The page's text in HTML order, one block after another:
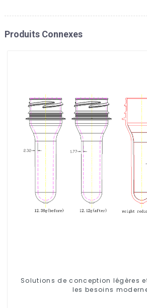
Produits Connexes
Solutions de conception légères
les besoins